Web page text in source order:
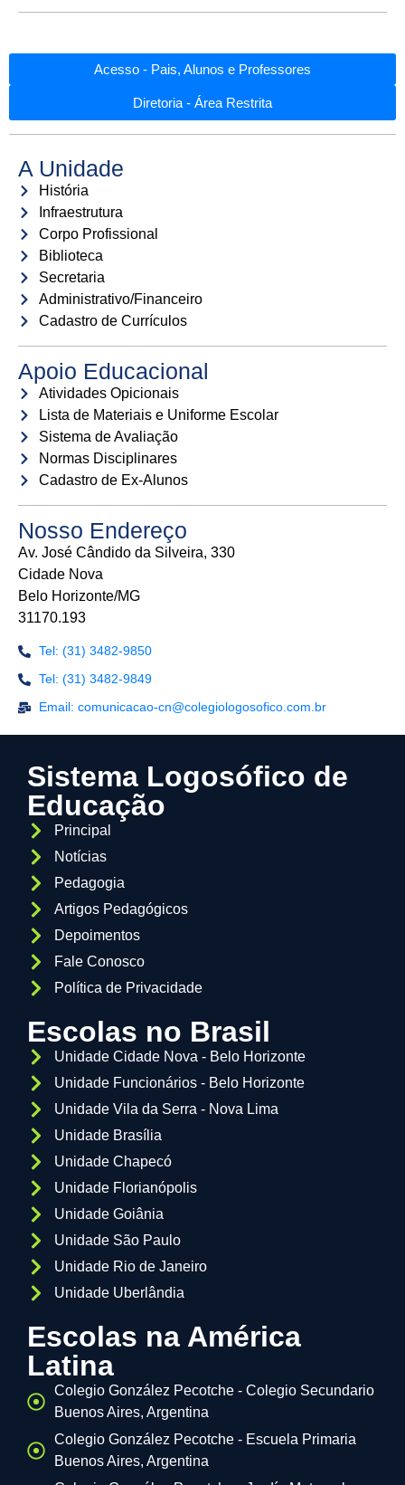
Acesso - Pais, Alunos e Professores
Diretoria - Área Restrita
A Unidade
História
Infraestrutura
Corpo Profissional
Biblioteca
Secretaria
Administrativo/Financeiro
Cadastro de Currículos
Apoio Educacional
Atividades Opicionais
Lista de Materiais e Uniforme Escolar
Sistema de Avaliação
Normas Disciplinares
Cadastro de Ex-Alunos
Nosso Endereço
Av. José Cândido da Silveira, 330
Cidade Nova
Belo Horizonte/MG
31170.193
Tel: (31) 3482-9850
Tel: (31) 3482-9849
Email: comunicacao-cn@colegiologosofico.com.br
Sistema Logosófico de
Educação
Principal
Notícias
Pedagogia
Artigos Pedagógicos
Depoimentos
Fale Conosco
Política de Privacidade
Escolas no Brasil
Unidade Cidade Nova - Belo Horizonte
Unidade Funcionários - Belo Horizonte
Unidade Vila da Serra - Nova Lima
Unidade Brasília
Unidade Chapecó
Unidade Florianópolis
Unidade Goiânia
Unidade São Paulo
Unidade Rio de Janeiro
Unidade Uberlândia
Escolas na América
Latina
Colegio González Pecotche - Colegio Secundario
Buenos Aires, Argentina
Colegio González Pecotche - Escuela Primaria
Buenos Aires, Argentina